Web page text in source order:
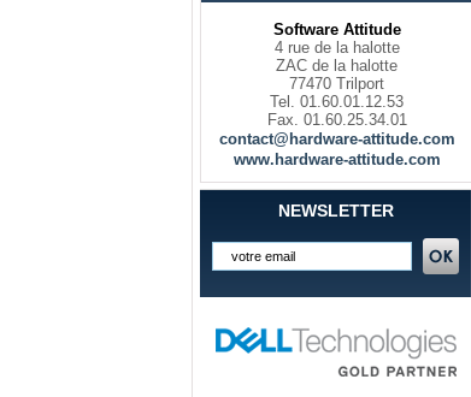
Software Attitude
4 rue de la halotte
ZAC de la halotte
77470 Trilport
Tel. 01.60.01.12.53
Fax. 01.60.25.34.01
contact@hardware-attitude.com
www.hardware-attitude.com
NEWSLETTER